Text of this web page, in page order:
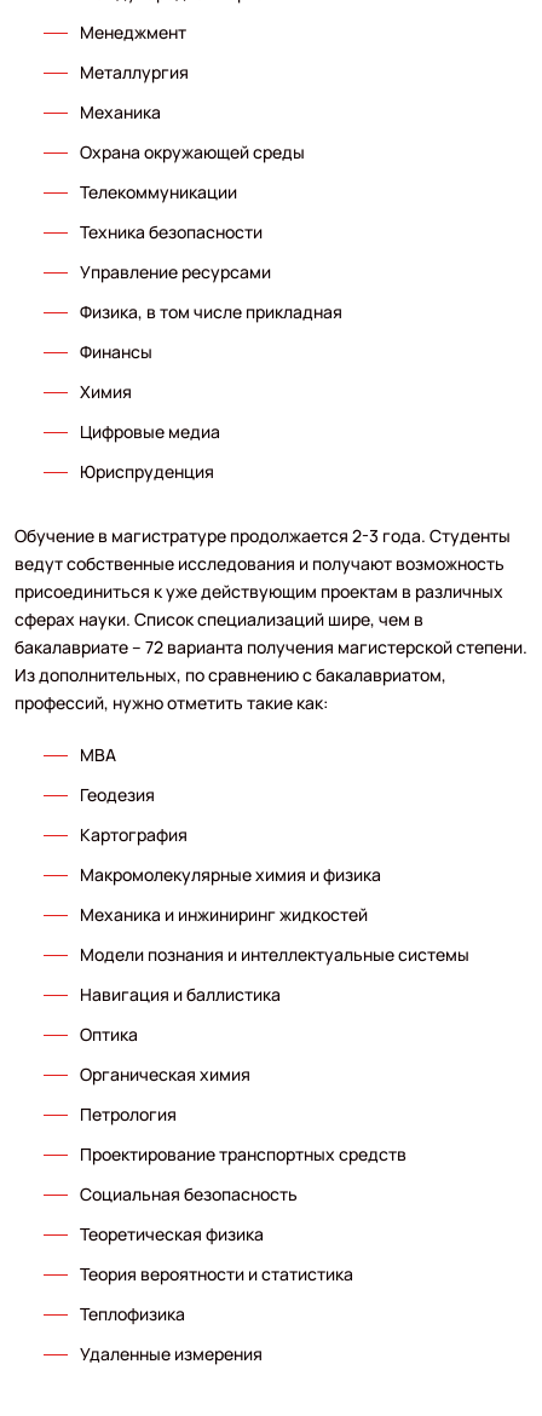
Менеджмент
Металлургия
Механика
Охрана окружающей среды
Телекоммуникации
Техника безопасности
Управление ресурсами
Физика, в том числе прикладная
Финансы
Химия
Цифровые медиа
Юриспруденция
Обучение в магистратуре продолжается 2-3 года. Студенты
ведут собственные исследования и получают возможность
присоединиться к уже действующим проектам в различных
сферах науки. Список специализаций шире, чем в
бакалавриате – 72 варианта получения магистерской степени.
Из дополнительных, по сравнению с бакалавриатом,
профессий, нужно отметить такие как:
MBA
Геодезия
Картография
Макромолекулярные химия и физика
Механика и инжиниринг жидкостей
Модели познания и интеллектуальные системы
Навигация и баллистика
Оптика
Органическая химия
Петрология
Проектирование транспортных средств
Социальная безопасность
Теоретическая физика
Теория вероятности и статистика
Теплофизика
Удаленные измерения